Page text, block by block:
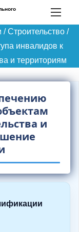
/Строительство /
инвалидов к
и территориям
и